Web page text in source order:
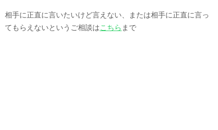
相手に正直に言いたいけど言えない、または相手に正直に言っ
てもらえないというご相談はこちら まで